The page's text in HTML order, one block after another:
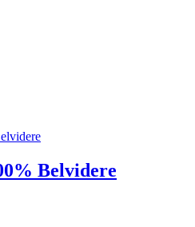
Belvidere